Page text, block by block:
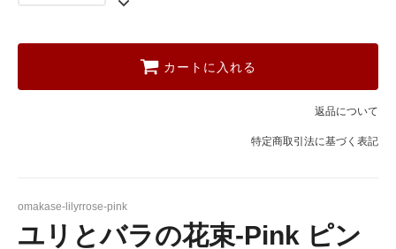
カートに入れる
返品について
特定商取引法に基づく表記
omakase-lilyrrose-pink
ユリとバラの花束-Pink ピン